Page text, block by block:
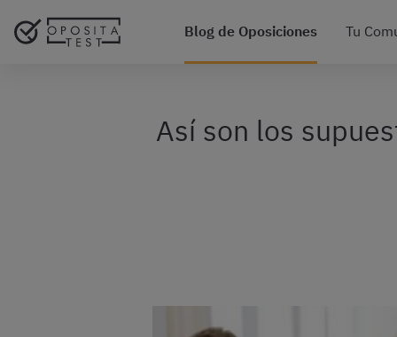
Blog de Oposiciones Tu
Así son los